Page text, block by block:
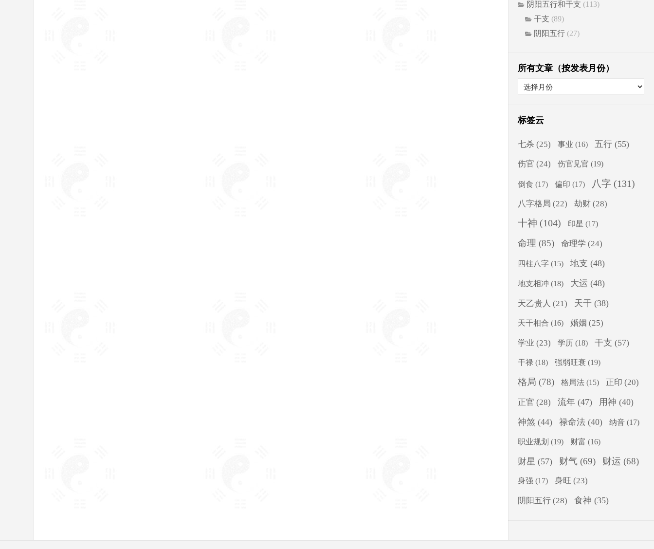
阴阳五行和干支 (113)
干支 (89)
阴阳五行 (27)
所有文章（按发表月份）
标签云
七杀 (25) 事业 (16) 五行 (55)
伤官 (24) 伤官见官 (19)
倒食 (17) 偏印 (17) 八字 (131)
八字格局 (22) 劫财 (28)
十神 (104) 印星 (17)
命理 (85) 命理学 (24)
四柱八字 (15) 地支 (48)
地支相冲 (18) 大运 (48)
天乙贵人 (21) 天干 (38)
天干相合 (16) 婚姻 (25)
学业 (23) 学历 (18) 干支 (57)
干禄 (18) 强弱旺衰 (19)
格局 (78) 格局法 (15) 正印 (20)
正官 (28) 流年 (47) 用神 (40)
神煞 (44) 禄命法 (40) 纳音 (17)
职业规划 (19) 财富 (16)
财星 (57) 财气 (69) 财运 (68)
身强 (17) 身旺 (23)
阴阳五行 (28) 食神 (35)